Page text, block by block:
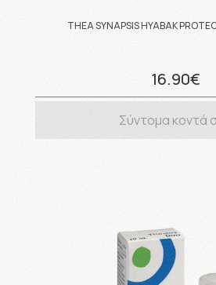
THEA SYNAPSIS HYABAK
16.90€
Σύντομα κοντά